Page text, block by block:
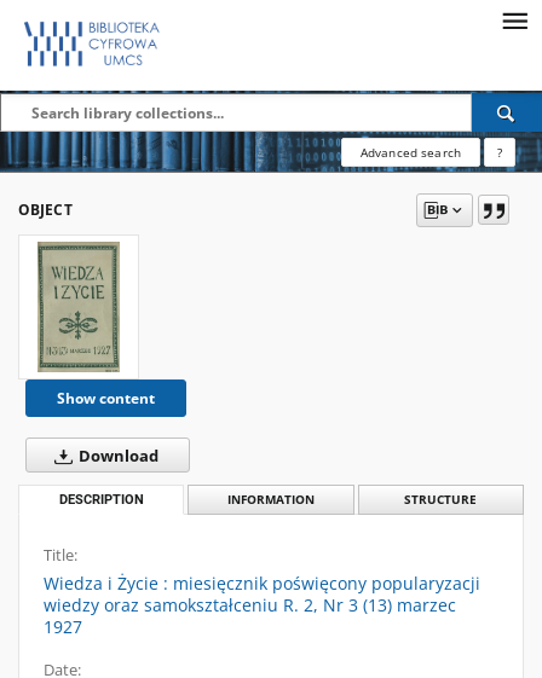
Advanced search ?
OBJECT
Show content
Download
DESCRIPTION INFORMATION STRUCTURE
Title:
Wiedza i Życie : miesięcznik poświęcony popularyzacji
wiedzy oraz samokształceniu R. 2, Nr 3 (13) marzec
1927
Date: